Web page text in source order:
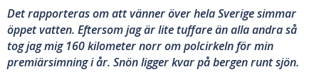
Det rapporteras om att vänner över hela Sverige simmar
öppet vatten. Eftersom jag är lite tuffare än alla andra så
tog jag mig 160 kilometer norr om polcirkeln för min
premiärsimning i år. Snön ligger kvar på bergen runt sjön.